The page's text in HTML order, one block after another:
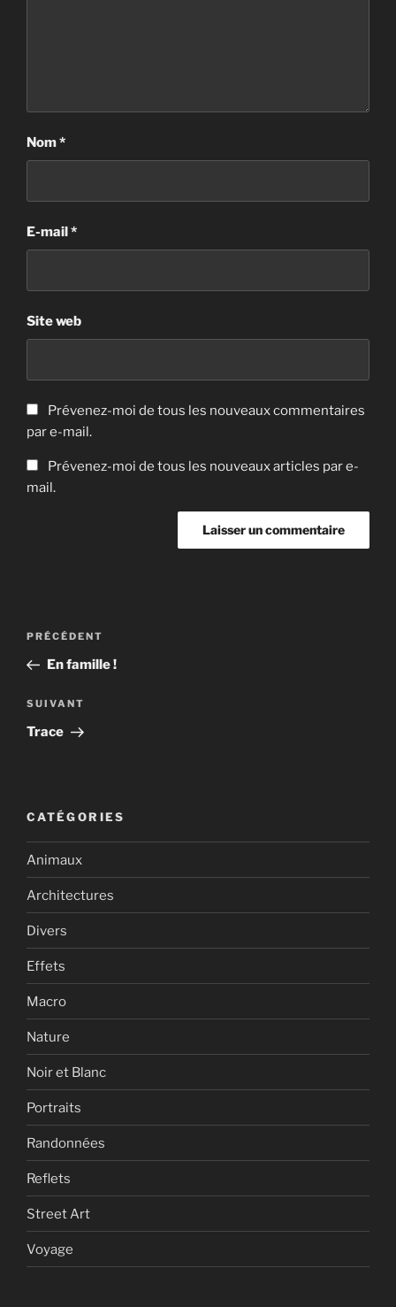
Nom*
E-mail *
Site web
Prévenez-moi de tous les nouveaux commentaires
par e-mail.
Prévenez-moi de tous les nouveaux articles par e-
mail.
Navigation
l’article
Article
précédent
PRÉCÉDENT
En famille !
Article
suivant
SUIVANT
Trace
CATÉGORIES
Animaux
Architectures
Divers
Effets
Macro
Nature
Noir et Blanc
Portraits
Randonnées
Reflets
Street Art
Voyage